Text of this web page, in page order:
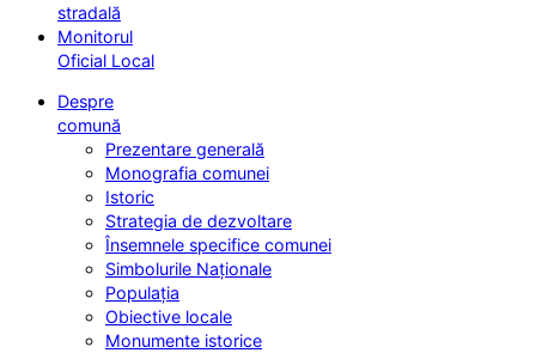
stradală
Monitorul
Oficial Local
Despre
comună
Prezentare generală
Monografia comunei
Istoric
Strategia de dezvoltare
Însemnele specifice comunei
Simbolurile Naționale
Populația
Obiective locale
Monumente istorice